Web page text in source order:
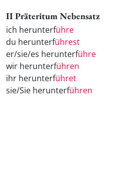
II Präteritum Nebensatz
ich herunterführe
du herunterführest
er/sie/es herunterführe
wir herunterführen
ihr herunterführet
sie/Sie herunterführen